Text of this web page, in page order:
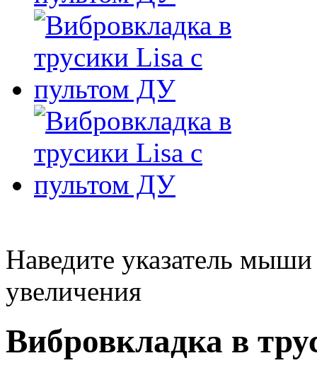
Наведите указатель
увеличения
Вибровкладка в